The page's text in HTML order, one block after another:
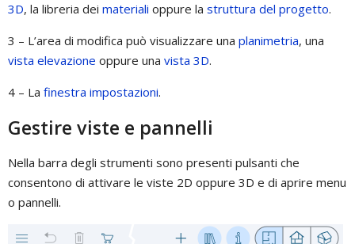
3D, la libreria dei materiali oppure la struttura del progetto.
3 – L’area di modifica può visualizzare una planimetria, una
vista elevazione oppure una vista 3D.
4 – La finestra impostazioni.
Gestire viste e pannelli
Nella barra degli strumenti sono presenti pulsanti che
consentono di attivare le viste 2D oppure 3D e di aprire menu
o pannelli.